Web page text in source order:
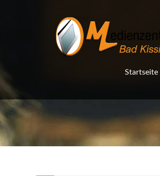
Startseite